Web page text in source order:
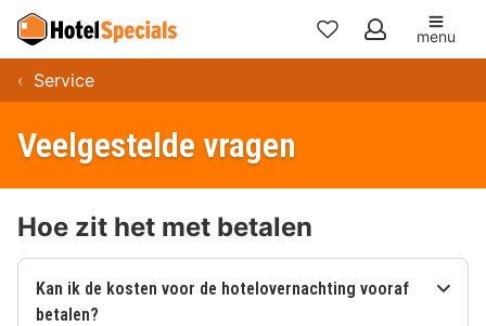
Mijn
menu
Service
Veelgestelde vragen
Hoe zit het met betalen
Kan ik de kosten voor de hotelovernachting vooraf
betalen?